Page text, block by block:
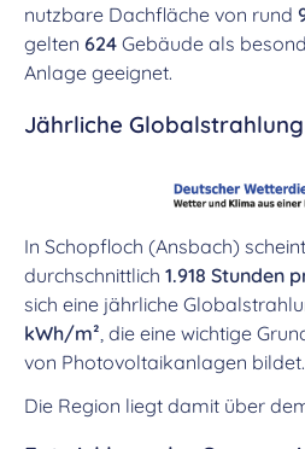
nutzbare Dachfläche von rund
gelten 624 Gebäude als
Anlage geeignet.
Jährliche Globalstrahlung
In Schopfloch (Ansbach)
durchschnittlich 1.918 Stunden
sich eine jährliche
kWh/m², die eine wichtige
von Photovoltaikanlagen bildet.
Die Region liegt damit über